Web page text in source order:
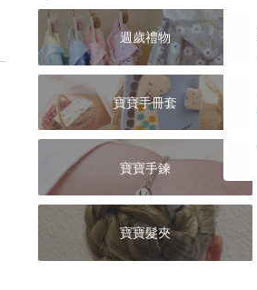
週歲禮物
寶寶手冊套
寶寶手鍊
寶寶髮夾